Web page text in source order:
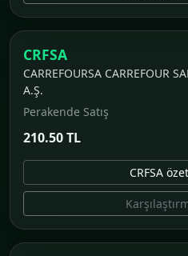
CRFSA
CARREFOURSA CARREFOUR
A.Ş.
Perakende Satış
210.50 TL
CRFSA